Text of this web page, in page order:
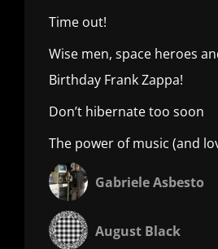
Time out!
Wise men, space heroes
Birthday Frank Zappa!
Don’t hibernate too soon
The power of music (and
Gabriele Asbesto
August Black